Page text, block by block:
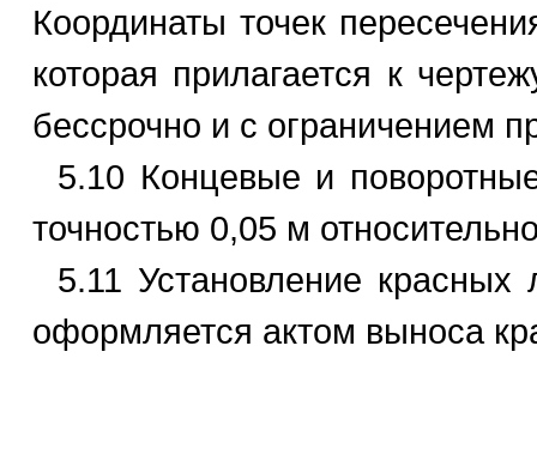
Координаты точек
которая прилагается к
бессрочно и с ограничением
5.10 Концевые и
точностью 0,05 м
5.11 Установление
оформляется актом выноса